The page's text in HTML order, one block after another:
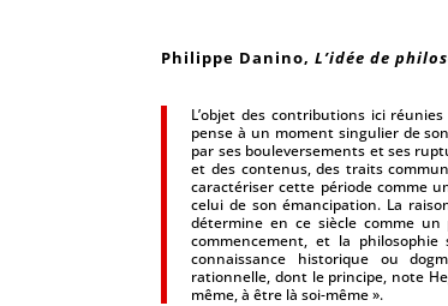
Philippe Danino,L’idée de
L’objet des contributions ici
pense à un moment singulier de
par ses bouleversements et ses
et des contenus, des traits
caractériser cette période comme
celui de son émancipation. La
détermine en ce siècle comme
commencement, et la
connaissance historique ou
rationnelle, dont le principe, note
même, à être là soi-même ».